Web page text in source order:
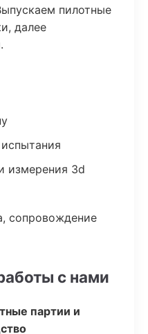
пилотные
далее
измерения 3d
сопровождение
с нами
партии и